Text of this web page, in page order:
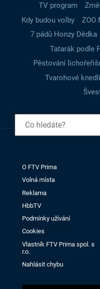
TV program
Kdy budou volby
ZOO
7 pádů Honzy Dědka
Tatarák podle
Pěstování
Tvarohové
O FTV Prima
Volná místa
Reklama
HbbTV
Podmínky užívání
Cookies
Vlastník FTV Prima spol. s
r.o.
Nahlásit chybu